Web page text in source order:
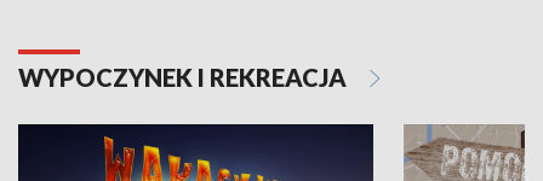
WYPOCZYNEK I REKREACJA